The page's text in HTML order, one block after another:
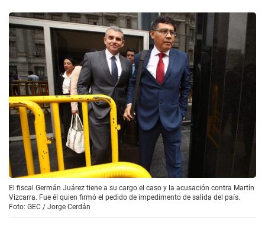
El fiscal Germán Juárez tiene a su cargo el caso y la acusación contra Martín
Vizcarra. Fue él quien firmó el pedido de impedimento de salida del país.
Foto: GEC / Jorge Cerdán